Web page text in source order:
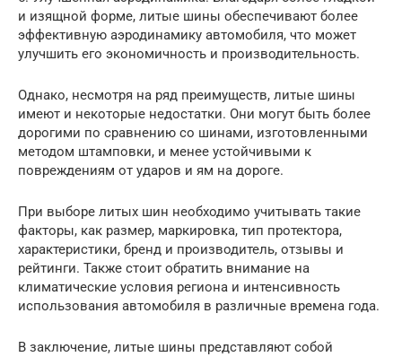
и изящной форме, литые шины обеспечивают более
эффективную аэродинамику автомобиля, что может
улучшить его экономичность и производительность.
Однако, несмотря на ряд преимуществ, литые шины
имеют и некоторые недостатки. Они могут быть более
дорогими по сравнению со шинами, изготовленными
методом штамповки, и менее устойчивыми к
повреждениям от ударов и ям на дороге.
При выборе литых шин необходимо учитывать такие
факторы, как размер, маркировка, тип протектора,
характеристики, бренд и производитель, отзывы и
рейтинги. Также стоит обратить внимание на
климатические условия региона и интенсивность
использования автомобиля в различные времена года.
В заключение, литые шины представляют собой